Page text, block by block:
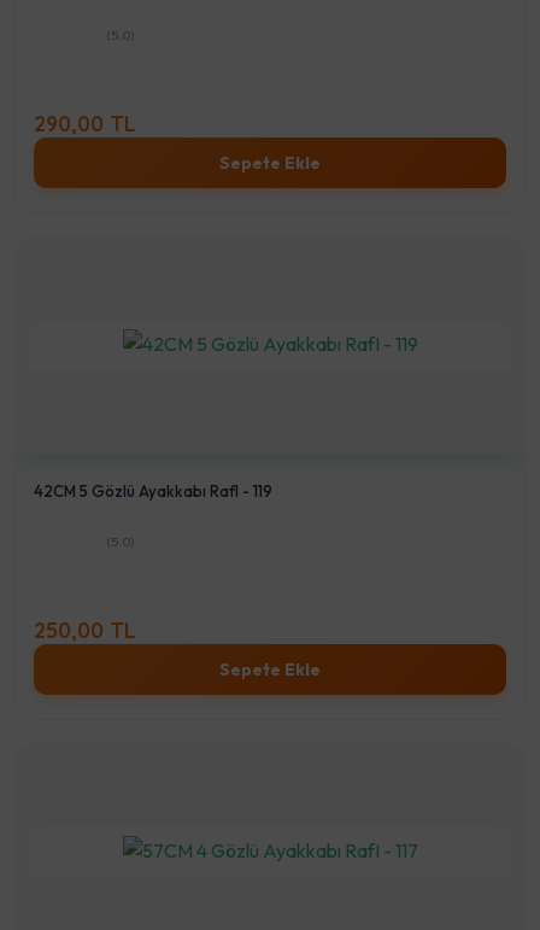
(5.0)
290,00 TL
Sepete Ekle
42CM 5 Gözlü Ayakkabı RafI - 119
(5.0)
250,00 TL
Sepete Ekle